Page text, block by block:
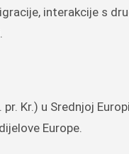
interakcije s
Kr.) u Srednjoj
Europe.